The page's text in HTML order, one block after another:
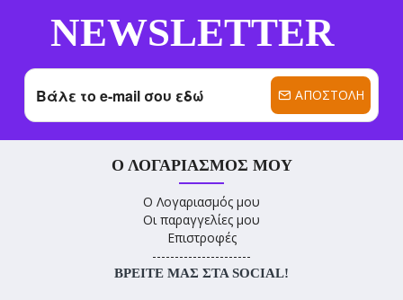
NEWSLETTER
ΑΠΟΣΤΟΛΉ
Ο ΛΟΓΑΡΙΑΣΜΌΣ ΜΟΥ
Ο Λογαριασμός μου
Οι παραγγελίες μου
Επιστροφές
----------------------
ΒΡΕΊΤΕ ΜΑΣ ΣΤΑ SOCIAL!